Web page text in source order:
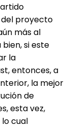
del proyecto
más al
si este
la
entonces, a
la mejor
de
esta vez,
cual